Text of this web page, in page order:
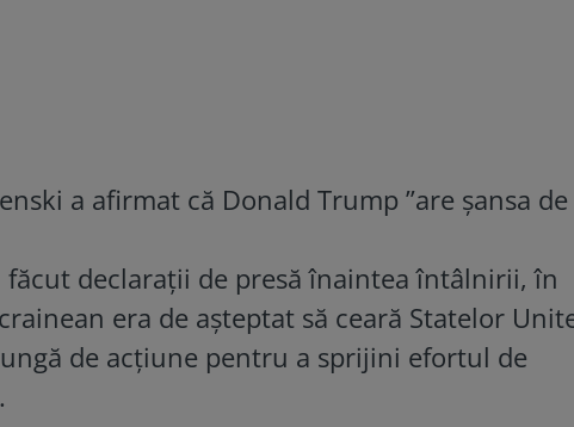
a afirmat că Donald Trump ”are șansa de
declarații de presă înaintea întâlnirii, în
era de așteptat să ceară Statelor
de acțiune pentru a sprijini efortul de